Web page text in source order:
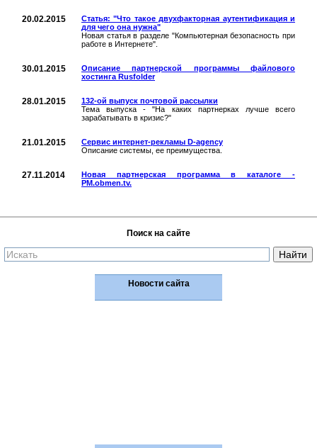
20.02.2015
Статья: "Что такое двухфакторная аутентификация и
для чего она нужна"
Новая статья в разделе "Компьютерная безопасность при
работе в Интернете".
30.01.2015
Описание партнерской программы файлового
хостинга Rusfolder
28.01.2015
132-ой выпуск почтовой рассылки
Тема выпуска - "На каких партнерках лучше всего
зарабатывать в кризис?"
21.01.2015
Сервис интернет-рекламы D-agency
Описание системы, ее преимущества.
27.11.2014
Новая партнерская программа в каталоге -
PM.obmen.tv.
Поиск на сайте
Новости сайта